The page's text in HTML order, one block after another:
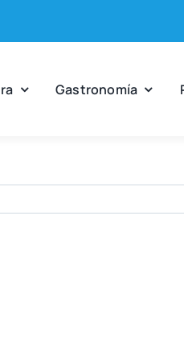
Gas­tro­no­mía